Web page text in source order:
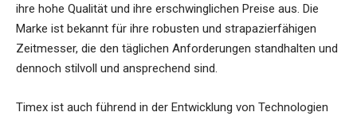
ihre hohe Qualität und ihre erschwinglichen Preise aus. Die
Marke ist bekannt für ihre robusten und strapazierfähigen
Zeitmesser, die den täglichen Anforderungen standhalten und
dennoch stilvoll und ansprechend sind.
Timex ist auch führend in der Entwicklung von Technologien